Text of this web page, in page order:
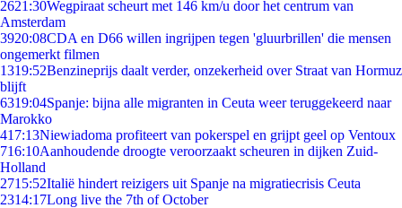
2621:30Wegpiraat scheurt met 146 km/u door het centrum van
Amsterdam
3920:08CDA en D66 willen ingrijpen tegen 'gluurbrillen' die mensen
ongemerkt filmen
1319:52Benzineprijs daalt verder, onzekerheid over Straat van Hormuz
blijft
6319:04Spanje: bijna alle migranten in Ceuta weer teruggekeerd naar
Marokko
417:13Niewiadoma profiteert van pokerspel en grijpt geel op Ventoux
716:10Aanhoudende droogte veroorzaakt scheuren in dijken Zuid-
Holland
2715:52Italië hindert reizigers uit Spanje na migratiecrisis Ceuta
2314:17Long live the 7th of October